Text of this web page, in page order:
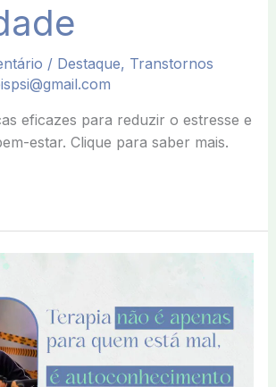
/ Destaque, Transtornos
eficazes para reduzir o estresse e
estar. Clique para saber mais.